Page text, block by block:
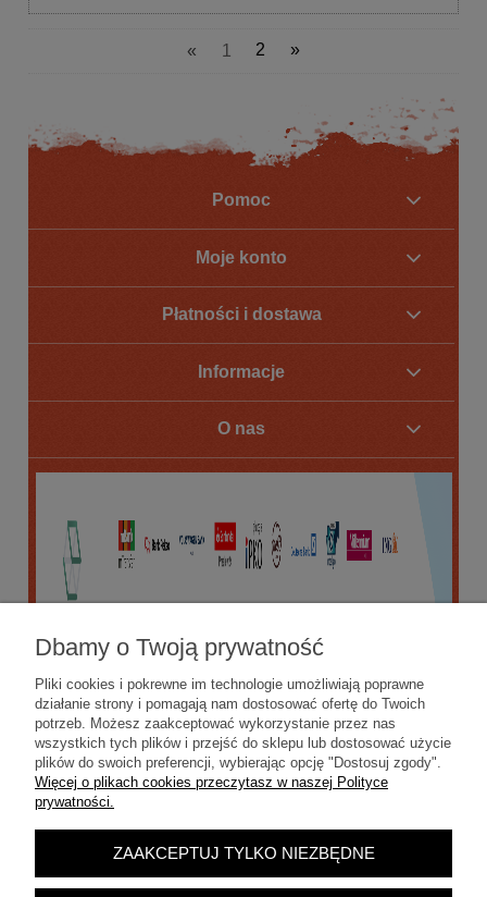
« 1 2 »
Pomoc
Moje konto
Płatności i dostawa
Informacje
O nas
POKAŻ PEŁNĄ WERSJĘ STRONY
Sklep internetowy Shoper.pl
Dbamy o Twoją prywatność
Pliki cookies i pokrewne im technologie umożliwiają poprawne
działanie strony i pomagają nam dostosować ofertę do Twoich
potrzeb. Możesz zaakceptować wykorzystanie przez nas
wszystkich tych plików i przejść do sklepu lub dostosować użycie
plików do swoich preferencji, wybierając opcję "Dostosuj zgody".
Więcej o plikach cookies przeczytasz w naszej Polityce
prywatności.
ZAAKCEPTUJ TYLKO NIEZBĘDNE